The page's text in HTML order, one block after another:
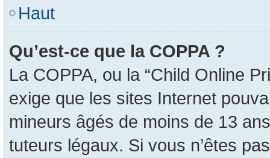
Haut
Qu’est-ce que la COPPA ?
La COPPA, ou la “Child Online
exige que les sites Internet
mineurs âgés de moins de 13
tuteurs légaux. Si vous n’êtes